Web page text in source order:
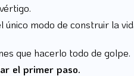
único modo de construir la
que hacerlo todo de golpe.
el primer paso.